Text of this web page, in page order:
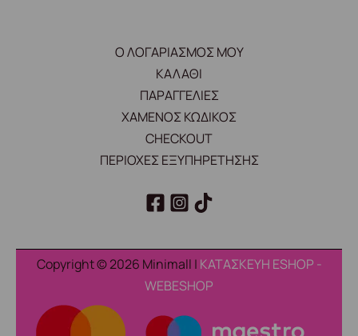
Ο ΛΟΓΑΡΙΑΣΜΟΣ ΜΟΥ
ΚΑΛΑΘΙ
ΠΑΡΑΓΓΕΛΙΕΣ
ΧΑΜΕΝΟΣ ΚΩΔΙΚΟΣ
CHECKOUT
ΠΕΡΙΟΧΕΣ ΕΞΥΠΗΡΕΤΗΣΗΣ
Copyright © 2026 Minimall | ΚΑΤΑΣΚΕΥΗ ESHOP -
WEBESHOP